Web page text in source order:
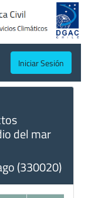
Iniciar Sesión
del mar
(330020)